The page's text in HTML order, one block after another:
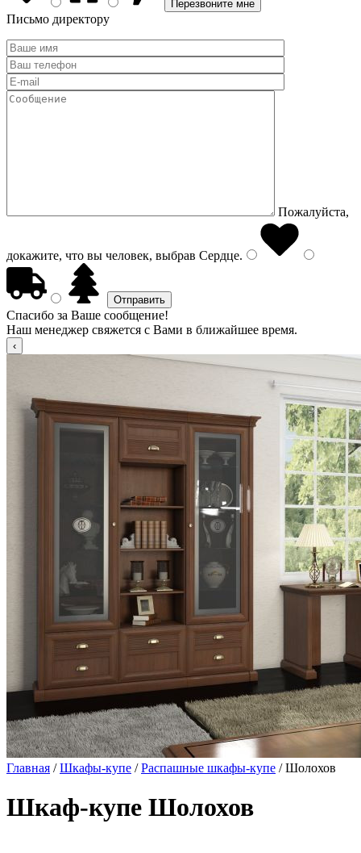
Письмо директору
Пожалуйста,
докажите, что вы человек, выбрав Сердце.
Спасибо за Ваше сообщение!
Наш менеджер свяжется с Вами в ближайшее время.
Главная /Шкафы-купе /Распашные шкафы-купе / Шолохов
Шкаф-купе Шолохов